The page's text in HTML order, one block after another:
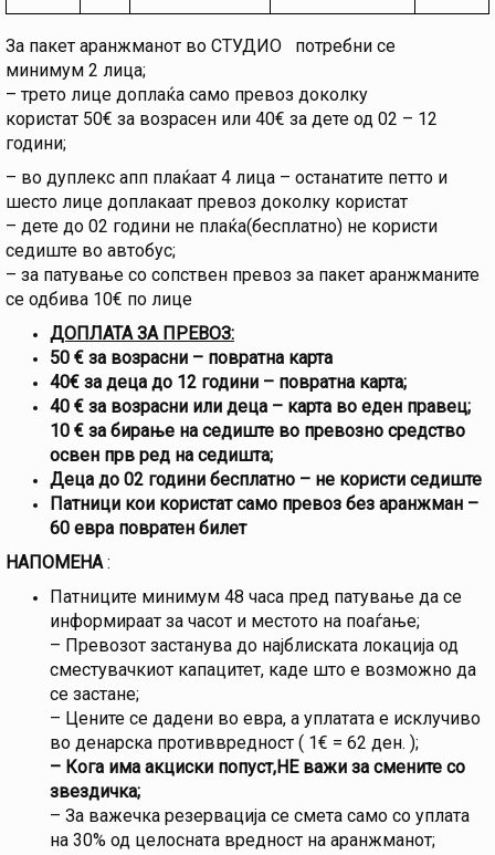
За пакет аранжманот во СТУДИО потребни се
минимум 2 лица;
– трето лице доплаќа само превоз доколку
користат 50€ за возрасен или 40€ за дете од 02 – 12
години;
– во дуплекс апп плаќаат 4 лица – останатите петто и
шесто лице доплакаат превоз доколку користат
– дете до 02 години не плаќа(бесплатно) не користи
седиште во автобус;
– за патување со сопствен превоз за пакет аранжманите
се одбива 10€ по лице
ДОПЛАТА ЗА ПРЕВОЗ:
50 € за возрасни – повратна карта
40€ за деца до 12 години – повратна карта;
40 € за возрасни или деца – карта во еден правец;
10 € за бирање на седиште во превозно средство
освен прв ред на седишта;
Деца до 02 години бесплатно – не користи седиште
Патници кои користат само превоз без аранжман –
60 евра повратен билет
НАПОМЕНА:
Патниците минимум 48 часа пред патување да се
информираат за часот и местото на поаѓање;
– Превозот застанува до најблиската локација од
сместувачкиот капацитет, каде што е возможно да
се застане;
– Цените се дадени во евра, а уплатата е исклучиво
во денарска противвредност ( 1€ = 62 ден. );
– Кога има акциски попуст,НЕ важи за смените со
звездичка;
– За важечка резервација се смета само со уплата
на 30% од целосната вредност на аранжманот;